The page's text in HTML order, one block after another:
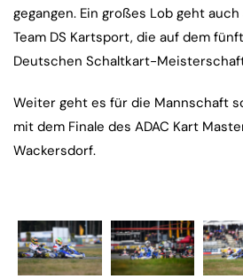
gegangen. Ein großes Lob geht
Team DS Kartsport, die auf dem
Deutschen Schaltkart-
Weiter geht es für die Mannschaft
mit dem Finale des ADAC Kart
Wackersdorf.